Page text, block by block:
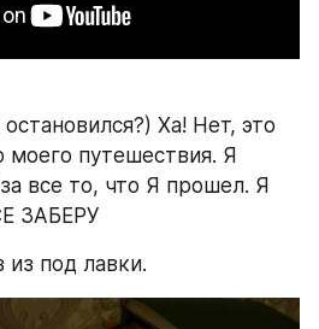
Ха! Нет, это
моего путешествия. Я
все то, что Я прошел. Я
ЗАБЕРУ
под лавки.